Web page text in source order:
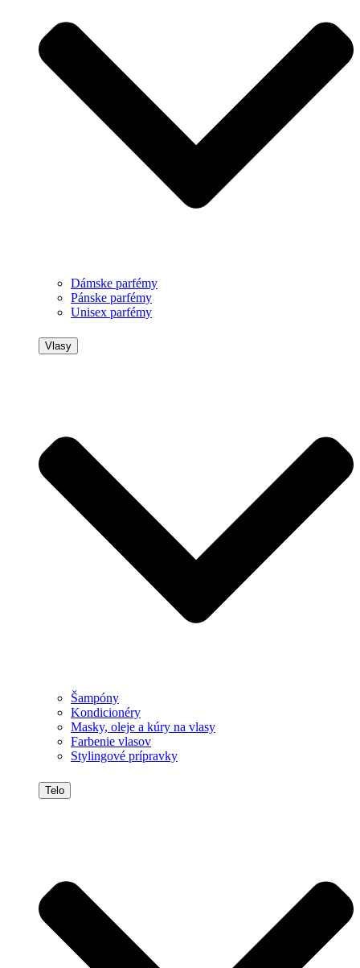
Dámske parfémy
Pánske parfémy
Unisex parfémy
Vlasy
Šampóny
Kondicionéry
Masky, oleje a kúry na vlasy
Farbenie vlasov
Stylingové prípravky
Telo